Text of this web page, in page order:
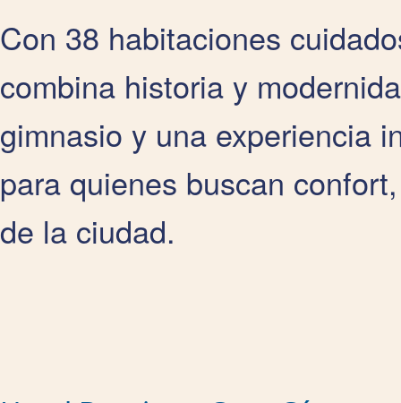
Con 38 habitaciones
combina historia y
gimnasio y una experiencia
para quienes buscan
de la ciudad.